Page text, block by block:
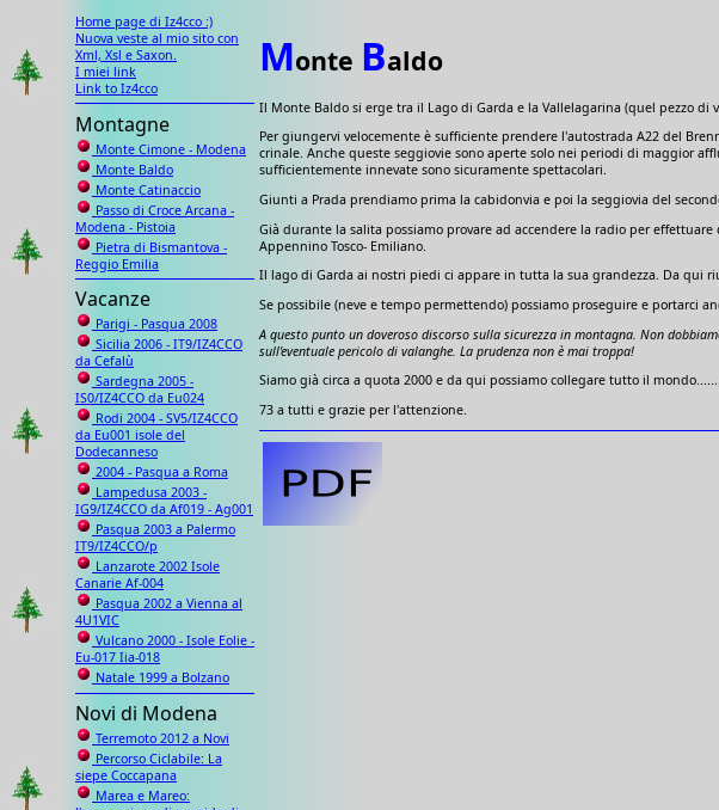
Home page di Iz4cco :)
Nuova veste al mio sito con
Xml, Xsl e Saxon.
I miei link
Link to Iz4cco
Montagne
Monte Cimone - Modena
Monte Baldo
Monte Catinaccio
Passo di Croce Arcana -
Modena - Pistoia
Pietra di Bismantova -
Reggio Emilia
Vacanze
Parigi - Pasqua 2008
Sicilia 2006 - IT9/IZ4CCO
da Cefalù
Sardegna 2005 -
IS0/IZ4CCO da Eu024
Rodi 2004 - SV5/IZ4CCO
da Eu001 isole del
Dodecanneso
2004 - Pasqua a Roma
Lampedusa 2003 -
IG9/IZ4CCO da Af019 - Ag001
Pasqua 2003 a Palermo
IT9/IZ4CCO/p
Lanzarote 2002 Isole
Canarie Af-004
Pasqua 2002 a Vienna al
4U1VIC
Vulcano 2000 - Isole Eolie -
Eu-017 Iia-018
Natale 1999 a Bolzano
Novi di Modena
Terremoto 2012 a Novi
Percorso Ciclabile: La
siepe Coccapana
Marea e Mareo:
Monte Baldo
Il Monte Baldo si erge tra il Lago di Garda e la Vallelagarina (quel pezzo di
Per giungervi velocemente è sufficiente prendere l'autostrada A22 del
crinale. Anche queste seggiovie sono aperte solo nei periodi di maggior
sufficientemente innevate sono sicuramente spettacolari.
Giunti a Prada prendiamo prima la cabidonvia e poi la seggiovia del
Già durante la salita possiamo provare ad accendere la radio per
Appennino Tosco- Emiliano.
Il lago di Garda ai nostri piedi ci appare in tutta la sua grandezza. Da qui
Se possibile (neve e tempo permettendo) possiamo proseguire e portarci
A questo punto un doveroso discorso sulla sicurezza in montagna. Non
sull'eventuale pericolo di valanghe. La prudenza non è mai troppa!
Siamo già circa a quota 2000 e da qui possiamo collegare tutto il
73 a tutti e grazie per l'attenzione.